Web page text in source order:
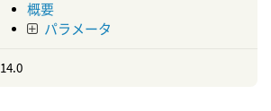
概要
パラメータ
14.0